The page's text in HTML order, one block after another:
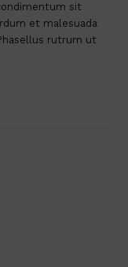
sit
et malesuada
rutrum ut